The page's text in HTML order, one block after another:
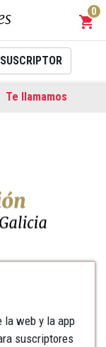
shopping_cart
0
Te llamamos
la web y la app
suscriptores